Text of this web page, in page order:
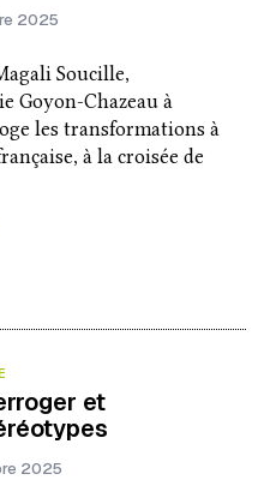
2025
Soucille,
Goyon-Chazeau à
les transformations à
à la croisée de
et
2025